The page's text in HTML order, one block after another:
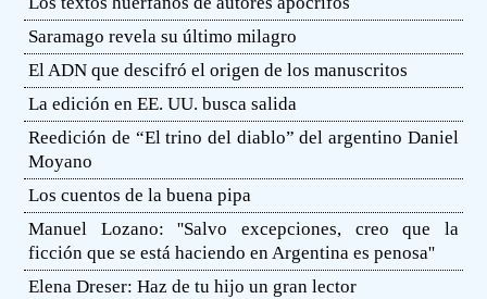
Saramago revela su último milagro
El ADN que descifró el origen de los manuscritos
La edición en EE. UU. busca salida
Reedición de “El trino del diablo” del argentino Daniel
Moyano
Los cuentos de la buena pipa
Manuel Lozano: ''Salvo excepciones, creo que la
ficción que se está haciendo en Argentina es penosa''
Elena Dreser: Haz de tu hijo un gran lector